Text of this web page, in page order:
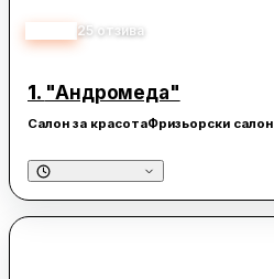
25 отзива
1. "Андромеда"
Салон за красотаФризьорски салон